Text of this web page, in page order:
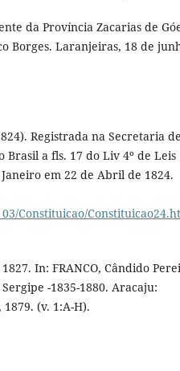
da Província Zacarias de
Borges. Laranjeiras, 18 de
Registrada na Secretaria de
Brasil a fls. 17 do Liv 4º de Leis
em 22 de Abril de 1824.
Constituicao/
In: FRANCO, Cândido
-1835-1880. Aracaju:
(v. 1:A-H).